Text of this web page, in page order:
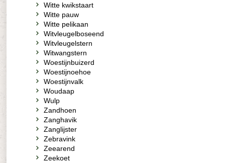
Witte kwikstaart
Witte pauw
Witte pelikaan
Witvleugelboseend
Witvleugelstern
Witwangstern
Woestijnbuizerd
Woestijnoehoe
Woestijnvalk
Woudaap
Wulp
Zandhoen
Zanghavik
Zanglijster
Zebravink
Zeearend
Zeekoet